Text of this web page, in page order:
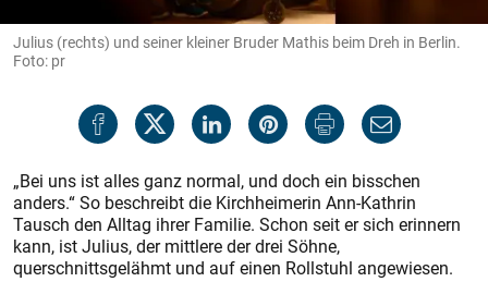
Julius (rechts) und seiner kleiner Bruder Mathis beim Dreh in Berlin.
Foto: pr
„Bei uns ist alles ganz normal, und doch ein bisschen
anders.“ So beschreibt die Kirchheimerin Ann-Kathrin
Tausch den Alltag ihrer Familie. Schon seit er sich erinnern
kann, ist Julius, der mittlere der drei Söhne,
querschnittsgelähmt und auf einen Rollstuhl angewiesen.